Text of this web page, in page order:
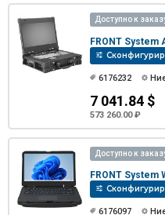
Доступно к
FRONT System
6176232
7 041.84 $
573 260.00 ₽
Доступно к
FRONT System
6176097